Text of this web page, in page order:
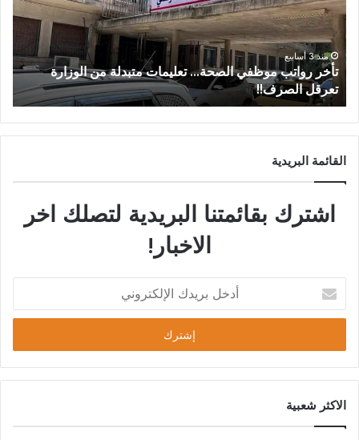
منذ 3 أسابيع
من عتيل .. تكريم يوثق إرث عالم الآثار الراحل علي
عساف.
القائمة البريدية
اشترك بقائمتنا البريدية لتصلك اخر
الاخبار!
الاكثر شعبية